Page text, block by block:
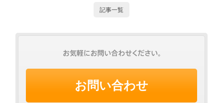
記事一覧
お問い合わせ